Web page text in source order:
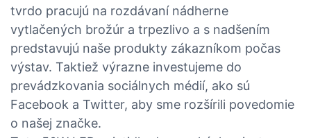
tvrdo pracujú na rozdávaní nádherne
vytlačených brožúr a trpezlivo a s nadšením
predstavujú naše produkty zákazníkom počas
výstav. Taktiež výrazne investujeme do
prevádzkovania sociálnych médií, ako sú
Facebook a Twitter, aby sme rozšírili povedomie
o našej značke.